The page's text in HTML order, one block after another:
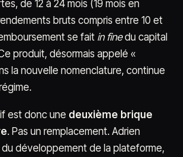
de 12 à 24 mois (19 mois en
bruts compris entre 10 et
se fait in finedu capital
produit, désormais appelé «
la nouvelle nomenclature, continue
est donc une deuxième brique
. Pas un remplacement. Adrien
développement de la plateforme,